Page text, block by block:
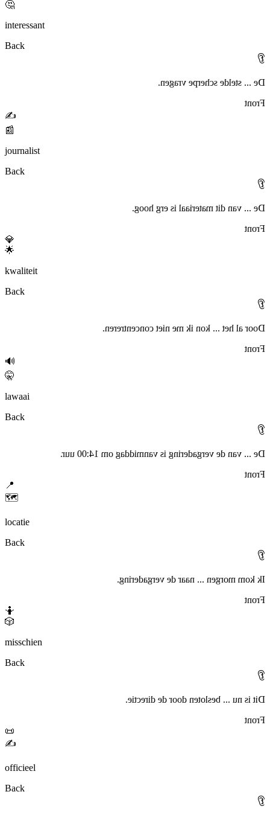
🤔
interessant
Back
👂
De ... stelde scherpe vragen.
Front
✍️
📰
journalist
Back
👂
De ... van dit materiaal is erg hoog.
Front
💎
🌟
kwaliteit
Back
👂
Door al het ... kon ik me niet concentreren.
Front
🔊
🤫
lawaai
Back
👂
De ... van de vergadering is vanmiddag om 14:00 uur.
Front
📍
🗺️
locatie
Back
👂
Ik kom morgen ... naar de vergadering.
Front
🤷
🎲
misschien
Back
👂
Dit is nu ... besloten door de directie.
Front
📜
✍️
officieel
Back
👂